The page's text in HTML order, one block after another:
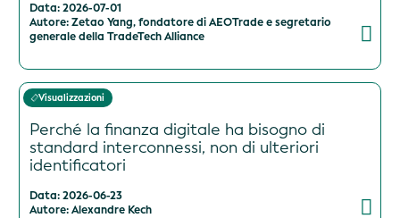
Data: 2026-07-01
Autore: Zetao Yang, fondatore di AEOTrade e segretario
generale della TradeTech Alliance
Visualizzazioni
Perché la finanza digitale ha bisogno di
standard interconnessi, non di ulteriori
identificatori
Data: 2026-06-23
Autore: Alexandre Kech